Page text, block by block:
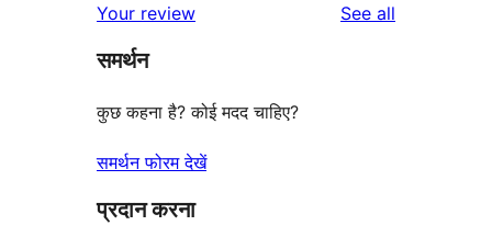
reviews
star
reviews
Your review See all
समर्थन
कुछ कहना है? कोई मदद चाहिए?
समर्थन फोरम देखें
प्रदान करना